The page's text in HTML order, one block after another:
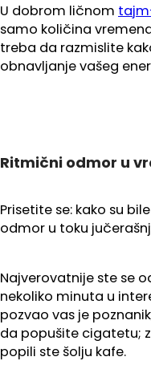
U dobrom ličnom
samo količina
treba da razmislite
obnavljanje vašeg
Ritmični odmor u
Prisetite se: kako su
odmor u toku
Najverovatnije ste se
nekoliko minuta u
pozvao vas je
da popušite cigatetu;
popili ste šolju kafe.